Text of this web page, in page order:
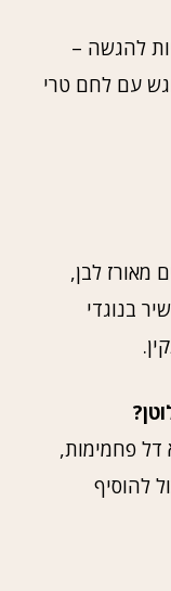
להגשה –
עם לחם טרי
מאורז לבן,
בנוגדי
דל פחמימות,
להוסיף